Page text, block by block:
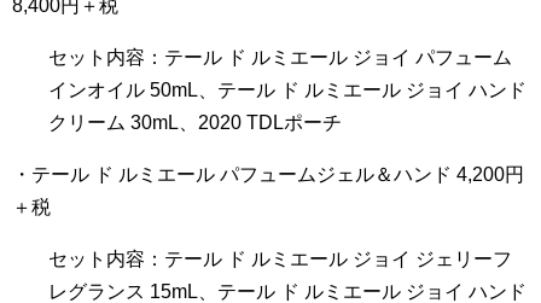
8,400円＋税
セット内容：テール ド ルミエール ジョイ パフューム
インオイル 50mL、テール ド ルミエール ジョイ ハンド
クリーム 30mL、2020 TDLポーチ
・テール ド ルミエール パフュームジェル＆ハンド 4,200円
＋税
セット内容：テール ド ルミエール ジョイ ジェリーフ
レグランス 15mL、テール ド ルミエール ジョイ ハンド